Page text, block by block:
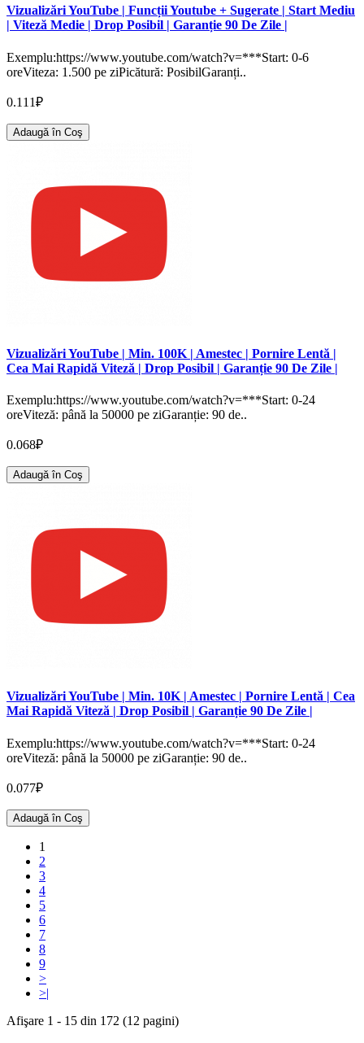
Vizualizări YouTube | Funcții Youtube + Sugerate | Start Mediu
| Viteză Medie | Drop Posibil | Garanție 90 De Zile |
Exemplu:https://www.youtube.com/watch?v=***Start: 0-6
oreViteza: 1.500 pe ziPicătură: PosibilGaranți..
0.111₽
Adaugă în Coş
Vizualizări YouTube | Min. 100K | Amestec | Pornire Lentă |
Cea Mai Rapidă Viteză | Drop Posibil | Garanție 90 De Zile |
Exemplu:https://www.youtube.com/watch?v=***Start: 0-24
oreViteză: până la 50000 pe ziGaranție: 90 de..
0.068₽
Adaugă în Coş
Vizualizări YouTube | Min. 10K | Amestec | Pornire Lentă | Cea
Mai Rapidă Viteză | Drop Posibil | Garanție 90 De Zile |
Exemplu:https://www.youtube.com/watch?v=***Start: 0-24
oreViteză: până la 50000 pe ziGaranție: 90 de..
0.077₽
Adaugă în Coş
1
2
3
4
5
6
7
8
9
>
>|
Afişare 1 - 15 din 172 (12 pagini)